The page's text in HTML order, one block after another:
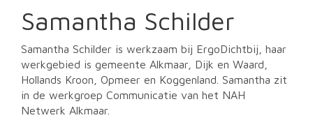
Samantha Schilder
Samantha Schilder is werkzaam bij ErgoDichtbij, haar
werkgebied is gemeente Alkmaar, Dijk en Waard,
Hollands Kroon, Opmeer en Koggenland. Samantha zit
in de werkgroep Communicatie van het NAH
Netwerk Alkmaar.